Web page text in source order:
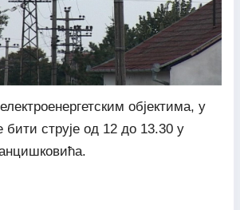
објектима, у
бити струје од 12 до 13.30 у